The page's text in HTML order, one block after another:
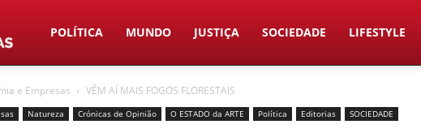
Duas
Linhas
POLÍTICA MUNDO JUSTIÇA SOCIEDADE LIFESTYLE
e Empresas VÊM AÍ MAIS FOGOS FLORESTAIS
Natureza Crónicas de Opinião O ESTADO da ARTE Política Editorias SOCIEDADE